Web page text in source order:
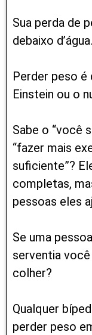
Sua perda de
debaixo
Perder peso é
Einstein ou o
Sabe o “você
“fazer mais
suficiente”?
completas,
pessoas eles
Se uma
serventia
colher?
Qualquer
perder peso